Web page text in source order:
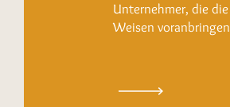
Unternehmer, die
Weisen